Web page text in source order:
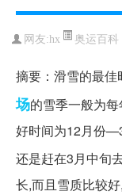
网友:hx 奥运百科
摘要：滑雪的最
场的雪季一般为
好时间为12月份
还是赶在3月中旬
长,而且雪质比较